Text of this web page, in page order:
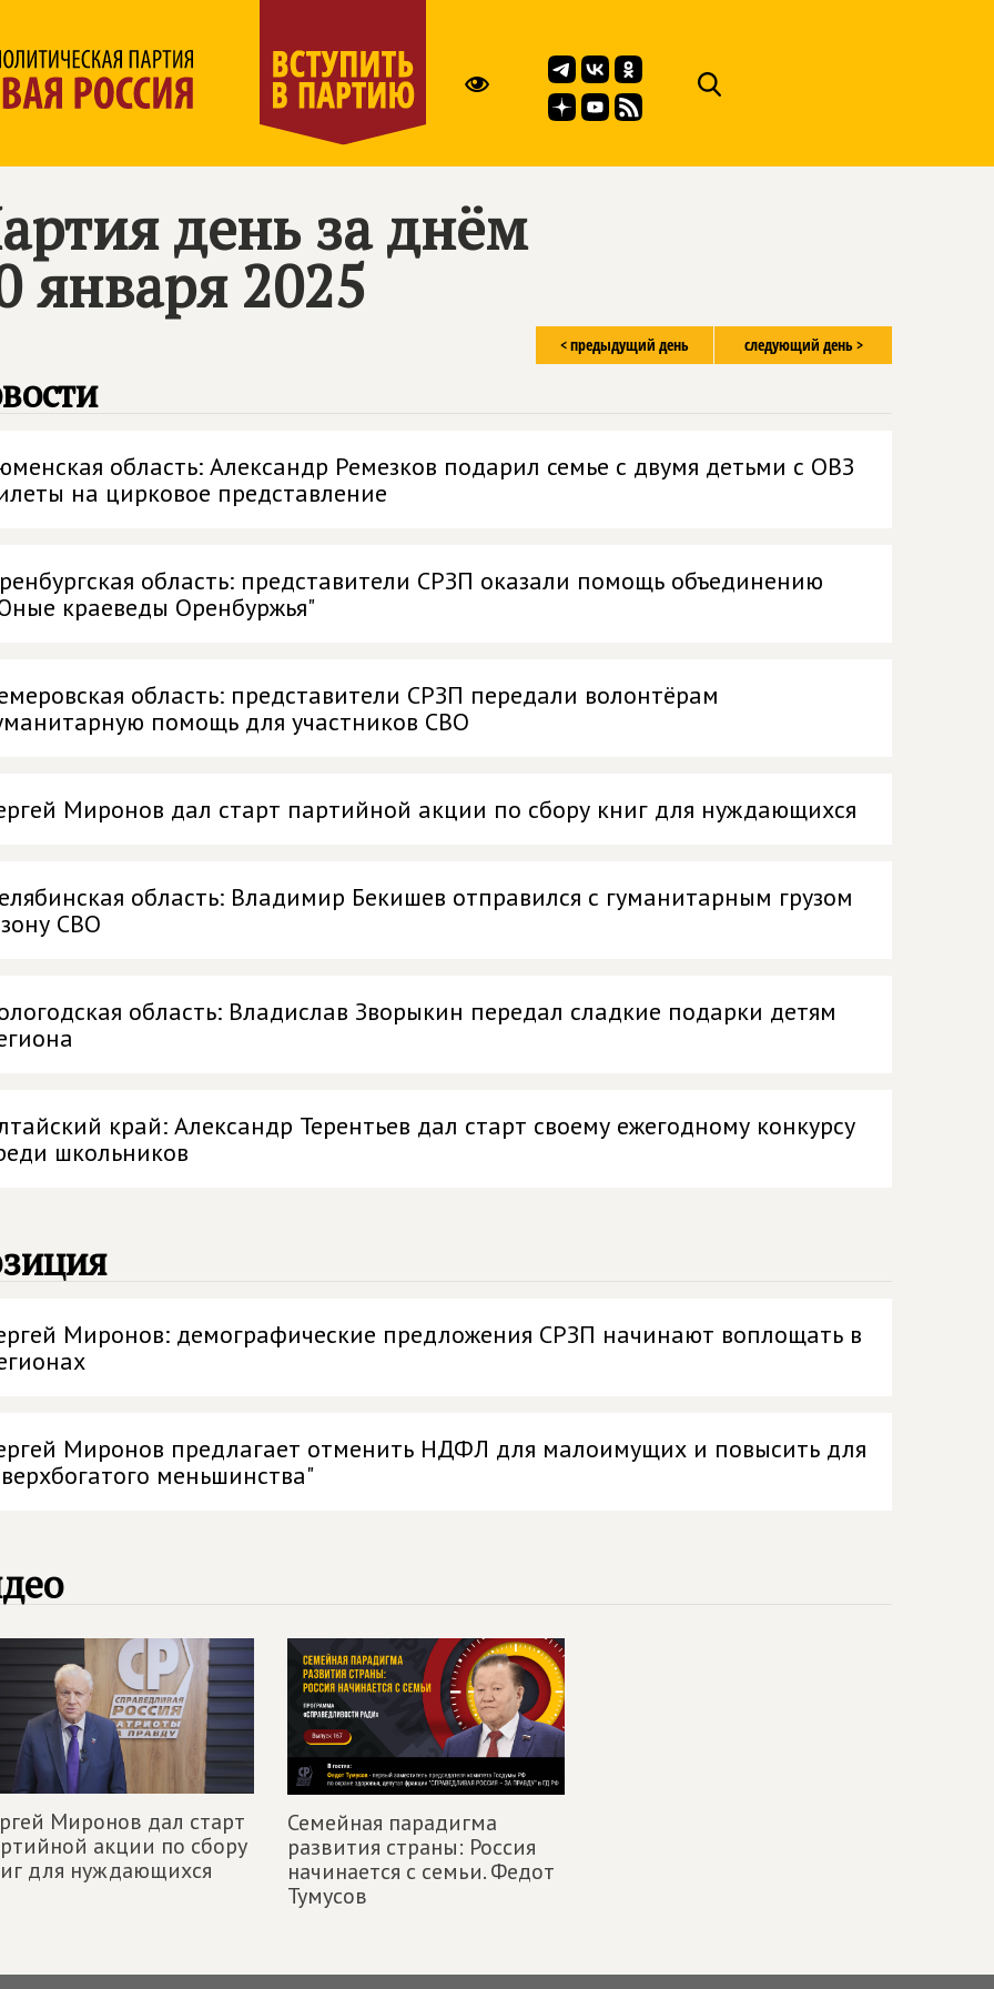
день за днём
января 2025
следующий день >
< предыдущий день
область: Александр Ремезков подарил семье с двумя детьми с ОВЗ
на цирковое представление
область: представители СРЗП оказали помощь объединению
краеведы Оренбуржья"
область: представители СРЗП передали волонтёрам
помощь для участников СВО
Миронов дал старт партийной акции по сбору книг для нуждающихся
область: Владимир Бекишев отправился с гуманитарным грузом
СВО
область: Владислав Зворыкин передал сладкие подарки детям
край: Александр Терентьев дал старт своему ежегодному конкурсу
школьников
Миронов: демографические предложения СРЗП начинают воплощать в
Миронов предлагает отменить НДФЛ для малоимущих и повысить для
меньшинства"
Миронов дал старт
акции по сбору
для нуждающихся
Семейная парадигма
развития страны: Россия
начинается с семьи. Федот
Тумусов